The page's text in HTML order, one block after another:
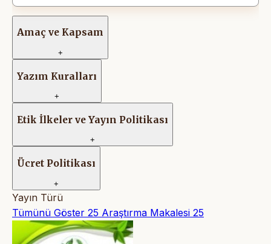
Amaç ve Kapsam
+
Yazım Kuralları
+
Etik İlkeler ve Yayın Politikası
+
Ücret Politikası
+
Yayın Türü
Tümünü Göster 25 Araştırma Makalesi 25